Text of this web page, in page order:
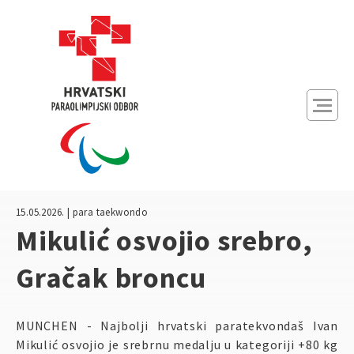
O nama
Članice
Kontrast: A A
15.05.2026. | para taekwondo
Mikulić osvojio srebro,
Gračak broncu
MUNCHEN - Najbolji hrvatski paratekvondaš Ivan
Mikulić osvojio je srebrnu medalju u kategoriji +80 kg